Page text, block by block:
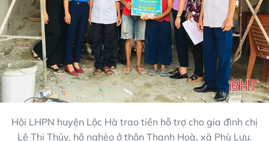
Hội LHPN huyện Lộc Hà trao tiền hỗ trợ cho gia đình chị
Lê Thị Thủy, hộ nghèo ở thôn Thanh Hoà, xã Phù Lưu.